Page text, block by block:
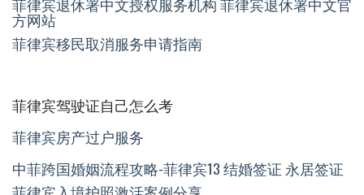
方网站
菲律宾移民取消服务申请指南
菲律宾驾驶证自己怎么考
菲律宾房产过户服务
中菲跨国婚姻流程攻略-菲律宾13 结婚签证 永居签证